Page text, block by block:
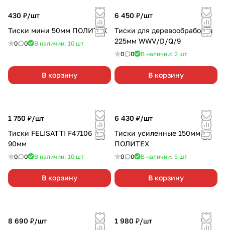
430 ₽/шт
Тиски мини 50мм ПОЛИТЕХ
0 0 В наличии: 10 шт
В корзину
6 450 ₽/шт
Тиски для деревообработки
225мм WWV/D/Q/9
0 0 В наличии: 2 шт
В корзину
1 750 ₽/шт
Тиски FELISATTI F47106
90мм
0 0 В наличии: 10 шт
В корзину
6 430 ₽/шт
Тиски усиленные 150мм
ПОЛИТЕХ
0 0 В наличии: 5 шт
В корзину
8 690 ₽/шт
1 980 ₽/шт